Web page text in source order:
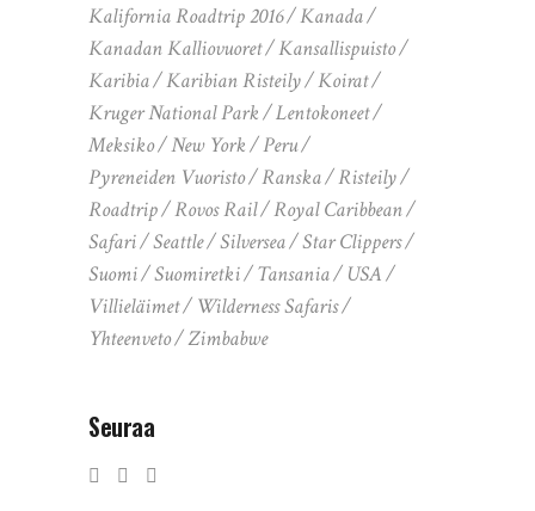
Kalifornia Roadtrip 2016
Kanada
Kanadan Kalliovuoret
Kansallispuisto
Karibia
Karibian Risteily
Koirat
Kruger National Park
Lentokoneet
Meksiko
New York
Peru
Pyreneiden Vuoristo
Ranska
Risteily
Roadtrip
Rovos Rail
Royal Caribbean
Safari
Seattle Silversea
Star Clippers
Suomi
Suomiretki Tansania
USA
Villieläimet
Wilderness Safaris
Yhteenveto
Zimbabwe
Seuraa